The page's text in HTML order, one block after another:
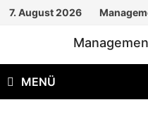
Zum
7. August 2026
MENÜ